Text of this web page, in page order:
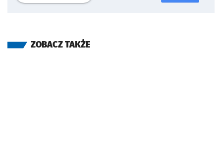
ZOBACZ TAKŻE